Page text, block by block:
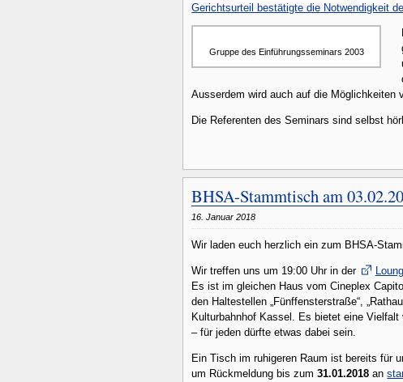
Gerichtsurteil bestätigte die Notwendigkeit
Gruppe des Einführungsseminars 2003
Ausserdem wird auch auf die Möglichkeiten
Die Referenten des Seminars sind selbst
BHSA-Stammtisch am
16. Januar 2018
Wir laden euch herzlich ein zum BHSA-
Wir treffen uns um 19:00 Uhr in der
Es ist im gleichen Haus vom Cineplex
den Haltestellen „Fünffensterstraße“,
Kulturbahnhof Kassel. Es bietet eine
– für jeden dürfte etwas dabei sein.
Ein Tisch im ruhigeren Raum ist bereits für
um Rückmeldung bis zum31.01.2018 an